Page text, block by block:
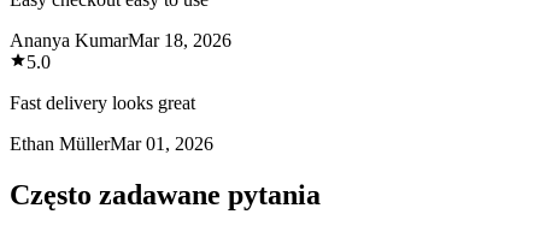
Ananya KumarMar 18, 2026
5.0
Fast delivery looks great
Ethan MüllerMar 01, 2026
Często zadawane pytania